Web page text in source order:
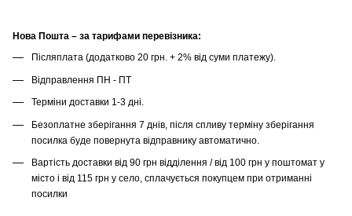
Нова Пошта – за тарифами перевізника:
Післяплата (додатково 20 грн. + 2% від суми платежу).
Відправлення ПН - ПТ
Терміни доставки 1-3 дні.
Безоплатне зберігання 7 днів, після спливу терміну зберігання
посилка буде повернута відправнику автоматично.
Вартість доставки від 90 грн відділення / від 100 грн у поштомат у
місто і від 115 грн у село, сплачується покупцем при отриманні
посилки